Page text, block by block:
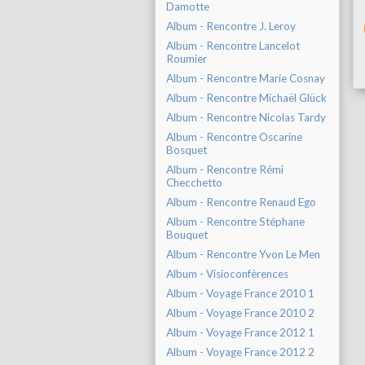
Damotte
Album - Rencontre J. Leroy
Album - Rencontre Lancelot
Roumier
Album - Rencontre Marie Cosnay
Album - Rencontre Michaël Glück
Album - Rencontre Nicolas Tardy
Album - Rencontre Oscarine
Bosquet
Album - Rencontre Rémi
Checchetto
Album - Rencontre Renaud Ego
Album - Rencontre Stéphane
Bouquet
Album - Rencontre Yvon Le Men
Album - Visioconfèrences
Album - Voyage France 2010 1
Album - Voyage France 2010 2
Album - Voyage France 2012 1
Album - Voyage France 2012 2